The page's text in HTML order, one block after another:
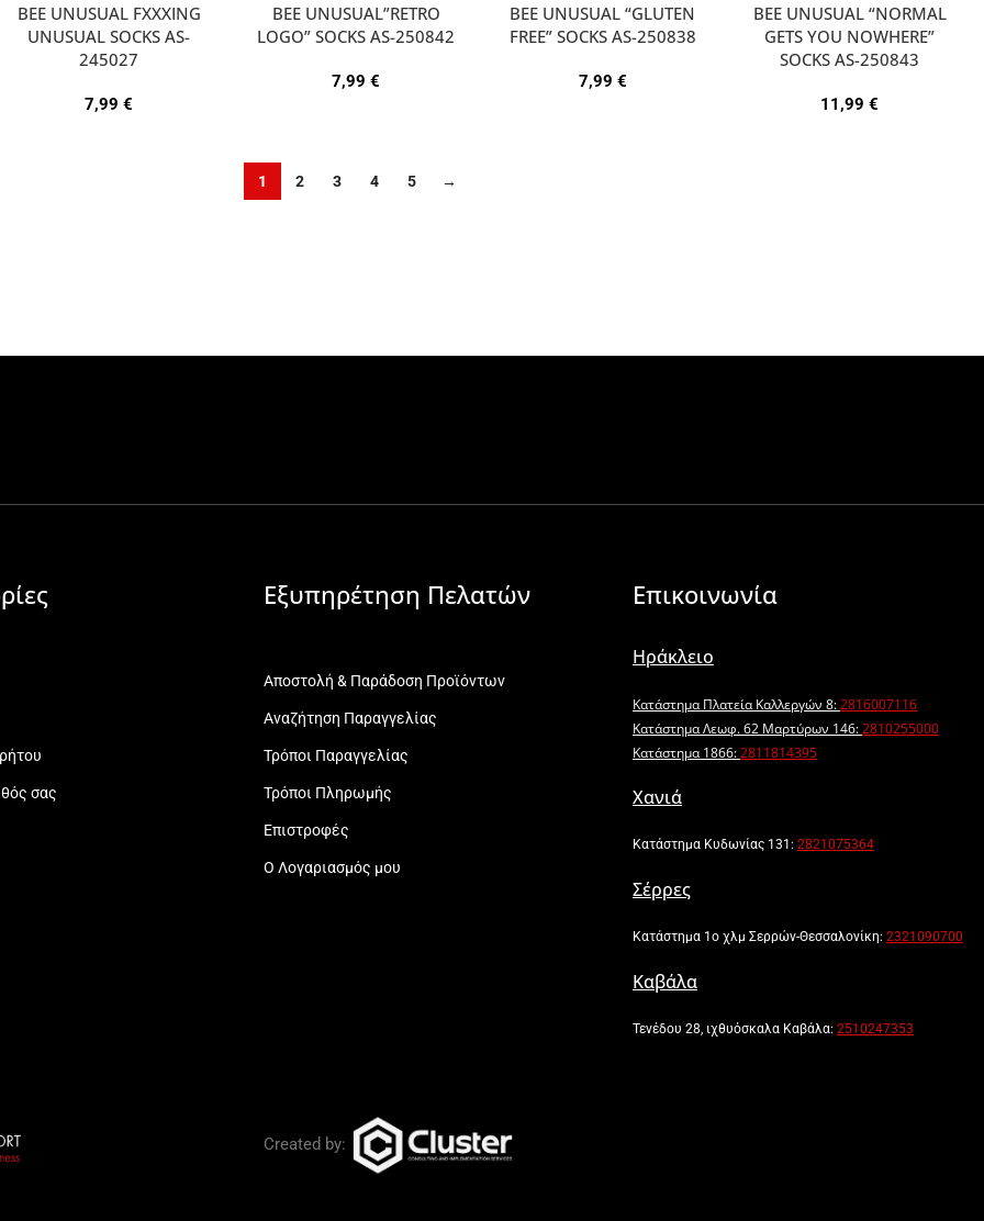
BEE UNUSUAL FXXXING
UNUSUAL SOCKS AS-
245027
7,99€
BEE UNUSUAL”RETRO
LOGO” SOCKS AS-250842
7,99 €
BEE UNUSUAL “GLUTEN
FREE” SOCKS AS-250838
7,99 €
BEE UNUSUAL “NORMAL
GETS YOU NOWHERE”
SOCKS AS-250843
11,99€
1 2 3 4 5 →
σας
Εξυπηρέτηση Πελατών
Αποστολή & Παράδοση Προϊόντων
Αναζήτηση Παραγγελίας
Τρόποι Παραγγελίας
Τρόποι Πληρωμής
Επιστροφές
Ο Λογαριασμός μου
Επικοινωνία
Ηράκλειο
Κατάστημα Πλατεία Καλλεργών 8:2816007116
Κατάστημα Λεωφ. 62 Μαρτύρων 146:2810255000
Κατάστημα 1866:2811814395
Χανιά
Κατάστημα Κυδωνίας 131: 2821075364
Σέρρες
Κατάστημα 1ο χλμ Σερρών-Θεσσαλονίκη: 2321090700
Καβάλα
Τενέδου 28, ιχθυόσκαλα Καβάλα: 2510247353
Created by: